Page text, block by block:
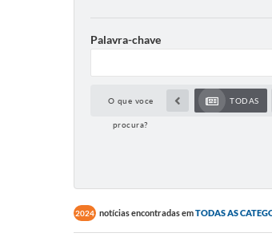
Palavra-chave
O que voce
procura?
TODAS
2024 notícias encontradas emTODAS AS